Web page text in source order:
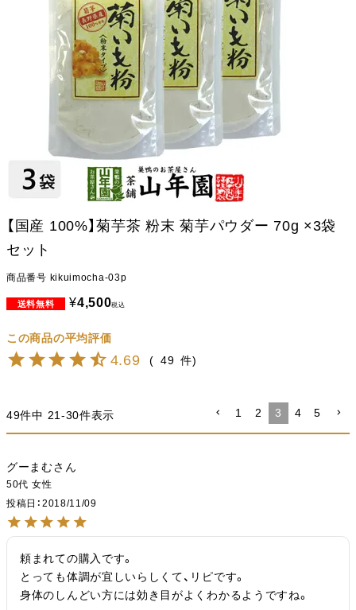
【国産 100%】菊芋茶 粉末 菊芋パウダー 70g ×3袋
セット
商品番号 kikuimocha-03p
¥4,500税込
4.69 49
49件中 21 -30件表示 1 2 3 4 5
グーまむ
50代 女性
投稿日
2018/11/09
頼まれての購入です。
とっても体調が宜しいらしくて、リピです。
身体のしんどい方には効き目がよくわかるようですね。